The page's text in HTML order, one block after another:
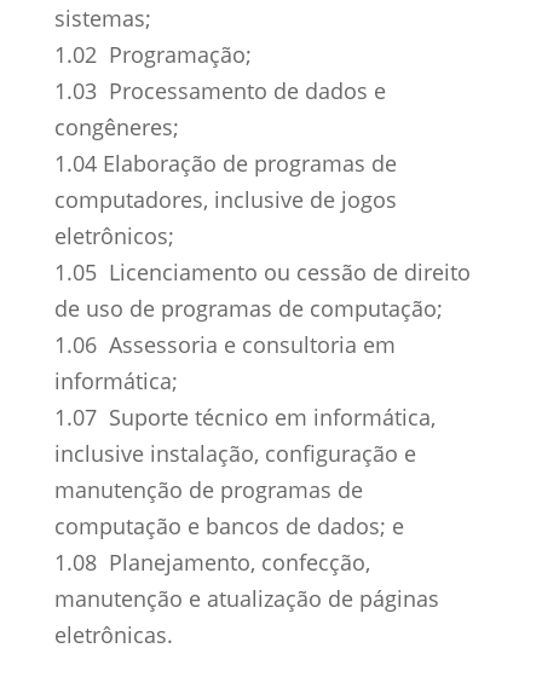
sistemas;
1.02 Programação;
1.03 Processamento de dados e
congêneres;
1.04 Elaboração de programas de
computadores, inclusive de jogos
eletrônicos;
1.05 Licenciamento ou cessão de direito
de uso de programas de computação;
1.06 Assessoria e consultoria em
informática;
1.07 Suporte técnico em informática,
inclusive instalação, configuração e
manutenção de programas de
computação e bancos de dados; e
1.08 Planejamento, confecção,
manutenção e atualização de páginas
eletrônicas.